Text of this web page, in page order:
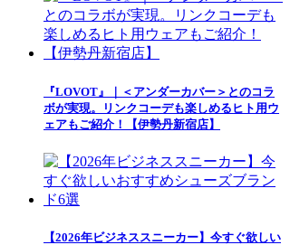
『LOVOT』｜＜アンダーカバー＞とのコラ
ボが実現。リンクコーデも楽しめるヒト用ウ
ェアもご紹介！【伊勢丹新宿店】
【2026年ビジネススニーカー】今すぐ欲しい